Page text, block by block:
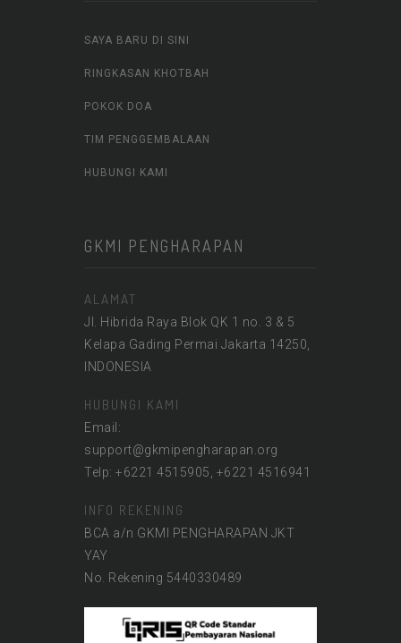
SAYA BARU DI SINI
RINGKASAN KHOTBAH
POKOK DOA
TIM PENGGEMBALAAN
HUBUNGI KAMI
GKMI PENGHARAPAN
ALAMAT
Jl. Hibrida Raya Blok QK 1 no. 3 & 5
Kelapa Gading Permai Jakarta 14250,
INDONESIA
HUBUNGI KAMI
Email:
support@gkmipengharapan.org
Telp: +6221 4515905, +6221 4516941
INFO REKENING
BCA a/n GKMI PENGHARAPAN JKT
YAY
No. Rekening 5440330489